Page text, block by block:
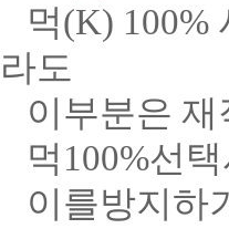
먹(K) 100%
라도
이부분은 재
먹100%선
이를방지하